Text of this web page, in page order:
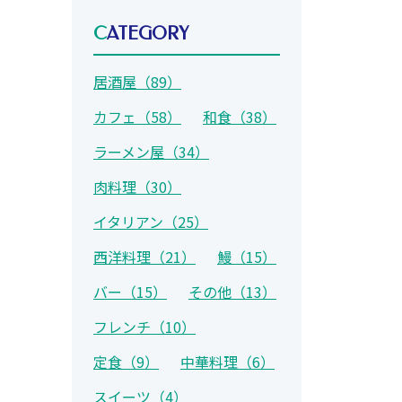
CATEGORY
居酒屋（89）
カフェ（58）
和食（38）
ラーメン屋（34）
肉料理（30）
イタリアン（25）
西洋料理（21）
鰻（15）
バー（15）
その他（13）
フレンチ（10）
定食（9）
中華料理（6）
スイーツ（4）